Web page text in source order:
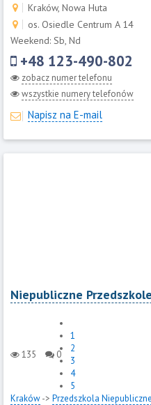
Kraków, Nowa Huta
os. Osiedle Centrum A 14
Weekend: Sb, Nd
+48 123-490-802
zobacz numer telefonu
wszystkie numery telefonów
Napisz na E-mail
Niepubliczne
135 0
1
2
3
4
5
Kraków-> Przedszkola Niepubliczne